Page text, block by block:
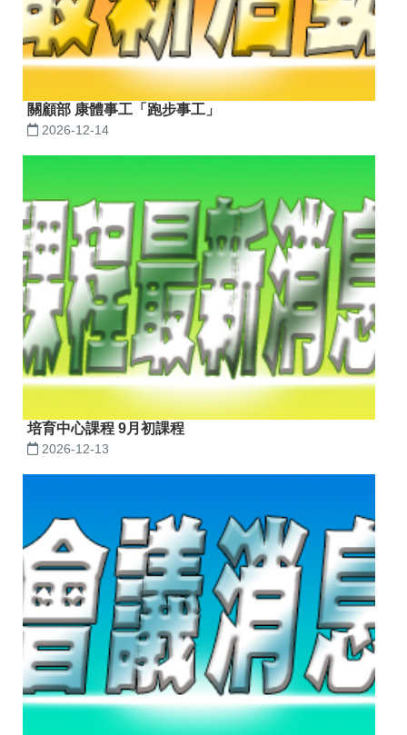
關顧部 康體事工「跑步事工」
2026-12-14
培育中心課程 9月初課程
2026-12-13